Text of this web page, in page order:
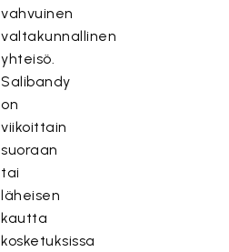
vahvuinen
valtakunnallinen
yhteisö.
Salibandy
on
viikoittain
suoraan
tai
läheisen
kautta
kosketuksissa